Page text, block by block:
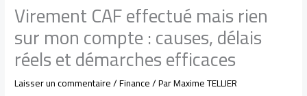
Virement CAF effectué mais rien
sur mon compte : causes, délais
réels et démarches efficaces
Laisser un commentaire/Finance/ ParMaxime TELLIER